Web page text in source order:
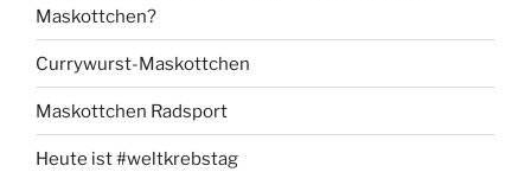
Maskottchen?
Currywurst-Maskottchen
Maskottchen Radsport
Heute ist #weltkrebstag